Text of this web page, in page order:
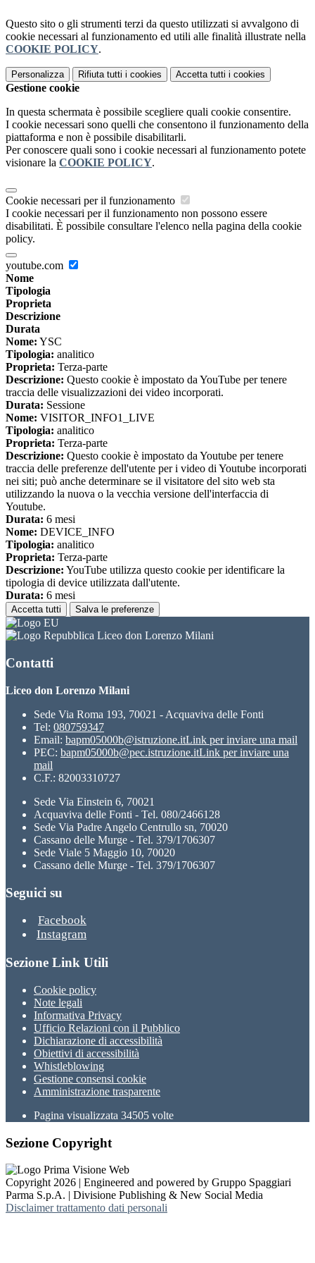
Questo sito o gli strumenti terzi da questo utilizzati si avvalgono di
cookie necessari al funzionamento ed utili alle finalità illustrate nella
COOKIE POLICY.
Personalizza Rifiuta tutti i cookies Accetta tutti i cookies
Gestione cookie
In questa schermata è possibile scegliere quali cookie consentire.
I cookie necessari sono quelli che consentono il funzionamento della
piattaforma e non è possibile disabilitarli.
Per conoscere quali sono i cookie necessari al funzionamento potete
visionare la COOKIE POLICY.
Cookie necessari per il funzionamento
I cookie necessari per il funzionamento non possono essere
disabilitati. È possibile consultare l'elenco nella pagina della cookie
policy.
youtube.com
Nome
Tipologia
Proprieta
Descrizione
Durata
Nome: YSC
Tipologia: analitico
Proprieta: Terza-parte
Descrizione: Questo cookie è impostato da YouTube per tenere
traccia delle visualizzazioni dei video incorporati.
Durata: Sessione
Nome: VISITOR_INFO1_LIVE
Tipologia: analitico
Proprieta: Terza-parte
Descrizione: Questo cookie è impostato da Youtube per tenere
traccia delle preferenze dell'utente per i video di Youtube incorporati
nei siti; può anche determinare se il visitatore del sito web sta
utilizzando la nuova o la vecchia versione dell'interfaccia di
Youtube.
Durata: 6 mesi
Nome: DEVICE_INFO
Tipologia: analitico
Proprieta: Terza-parte
Descrizione: YouTube utilizza questo cookie per identificare la
tipologia di device utilizzata dall'utente.
Durata: 6 mesi
Accetta tutti Salva le preferenze
Liceo don Lorenzo Milani
Contatti
Liceo don Lorenzo Milani
Sede Via Roma 193, 70021 - Acquaviva delle Fonti
Tel: 080759347
Email: bapm05000b@istruzione.itLink per inviare una mail
PEC: bapm05000b@pec.istruzione.itLink per inviare una
mail
C.F.: 82003310727
Sede Via Einstein 6, 70021
Acquaviva delle Fonti - Tel. 080/2466128
Sede Via Padre Angelo Centrullo sn, 70020
Cassano delle Murge - Tel. 379/1706307
Sede Viale 5 Maggio 10, 70020
Cassano delle Murge - Tel. 379/1706307
Seguici su
Facebook
Instagram
Sezione Link Utili
Cookie policy
Note legali
Informativa Privacy
Ufficio Relazioni con il Pubblico
Dichiarazione di accessibilità
Obiettivi di accessibilità
Whistleblowing
Gestione consensi cookie
Amministrazione trasparente
Pagina visualizzata 34505 volte
Sezione Copyright
Copyright 2026 | Engineered and powered by Gruppo Spaggiari
Parma S.p.A. | Divisione Publishing & New Social Media
Disclaimer trattamento dati personali